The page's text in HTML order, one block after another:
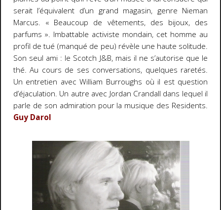
serait l’équivalent d’un grand magasin, genre Nieman
Marcus. « Beaucoup de vêtements, des bijoux, des
parfums ». Imbattable activiste mondain, cet homme au
profil de tué (manqué de peu) révèle une haute solitude.
Son seul ami : le Scotch J&B, mais il ne s’autorise que le
thé. Au cours de ses conversations, quelques raretés.
Un entretien avec William Burroughs où il est question
d’éjaculation. Un autre avec Jordan Crandall dans lequel il
parle de son admiration pour la musique des Residents.
Guy Darol